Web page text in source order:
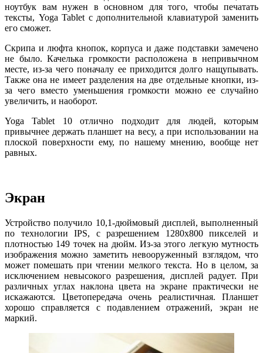
ноутбук вам нужен в основном для того, чтобы печатать
тексты, Yoga Tablet с дополнительной клавиатурой заменить
его сможет.
Скрипа и люфта кнопок, корпуса и даже подставки замечено
не было. Качелька громкости расположена в непривычном
месте, из-за чего поначалу ее приходится долго нащупывать.
Также она не имеет разделения на две отдельные кнопки, из-
за чего вместо уменьшения громкости можно ее случайно
увеличить, и наоборот.
Yoga Tablet 10 отлично подходит для людей, которым
привычнее держать планшет на весу, а при использовании на
плоской поверхности ему, по нашему мнению, вообще нет
равных.
Экран
Устройство получило 10,1-дюймовый дисплей, выполненный
по технологии IPS, с разрешением 1280x800 пикселей и
плотностью 149 точек на дюйм. Из-за этого легкую мутность
изображения можно заметить невооруженный взглядом, что
может помешать при чтении мелкого текста. Но в целом, за
исключением невысокого разрешения, дисплей радует. При
различных углах наклона цвета на экране практически не
искажаются. Цветопередача очень реалистичная. Планшет
хорошо справляется с подавлением отражений, экран не
маркий.